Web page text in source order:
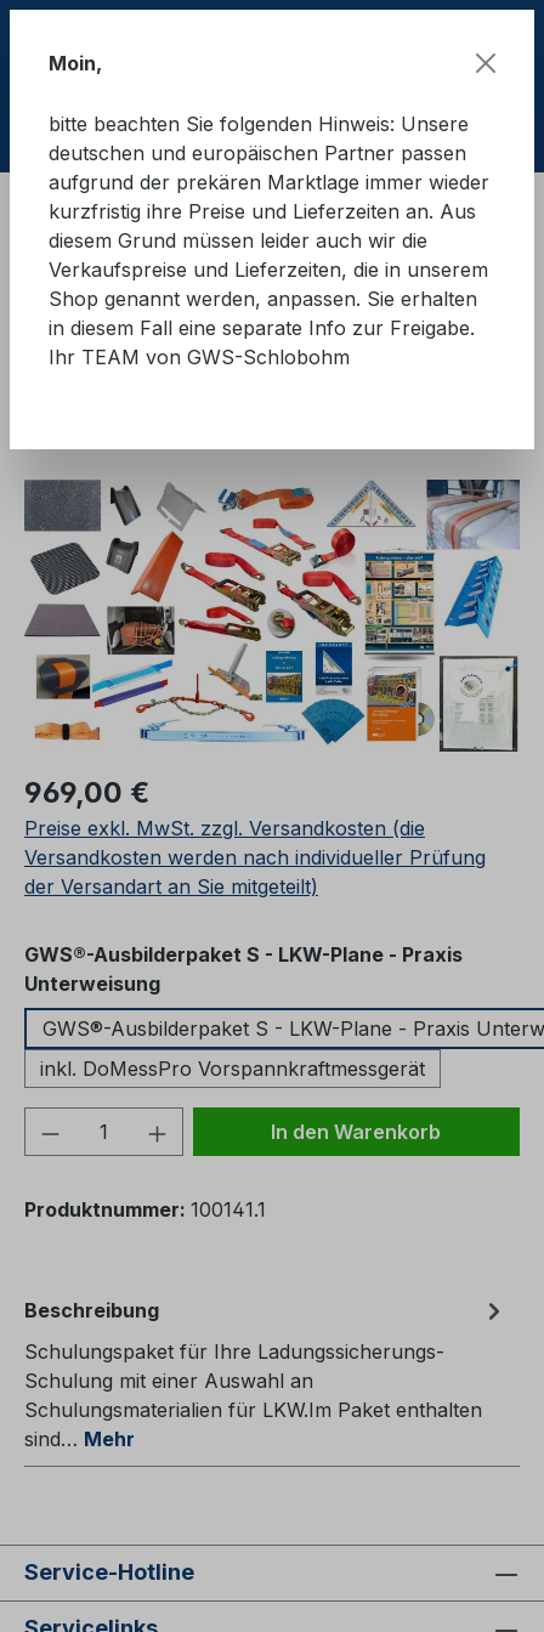
Schulungsmaterial Ausbilderpakete LKW
GWS®-Ausbilderpaket S -
LKW-Plane - Praxis
Bildergalerie überspringen
Regulärer Preis:
969,00 €
Preise exkl. MwSt. zzgl. Versandkosten (die
Versandkosten werden nach individueller Prüfung
der Versandart an Sie mitgeteilt)
GWS®-Ausbilderpaket S - LKW-Plane - Praxis
Unterweisungauswählen
GWS®-Ausbilderpaket S - LKW-Plane - Praxis
inkl. DoMessPro Vorspannkraftmessgerät
Produkt Anzahl: Gib denIn den Warenkorb
Produktnummer: 100141.1
Beschreibung
Schulungspaket für Ihre Ladungssicherungs-
Schulung mit einer Auswahl an
Schulungsmaterialien für LKW.Im Paket enthalten
sind… Mehr
Service-Hotline
Moin,
bitte beachten Sie folgenden Hinweis: Unsere
deutschen und europäischen Partner passen
aufgrund der prekären Marktlage immer wieder
kurzfristig ihre Preise und Lieferzeiten an. Aus
diesem Grund müssen leider auch wir die
Verkaufspreise und Lieferzeiten, die in unserem
Shop genannt werden, anpassen. Sie erhalten
in diesem Fall eine separate Info zur Freigabe.
Ihr TEAM von GWS-Schlobohm